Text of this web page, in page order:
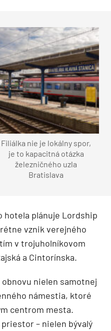
Filiálka nie je lokálny spor,
je to kapacitná otázka
železničného uzla
Bratislava
hotela plánuje Lordship
vznik verejného
v trojuholníkovom
a Cintorínska.
nielen samotnej
námestia, ktoré
centrom mesta.
– nielen bývalý